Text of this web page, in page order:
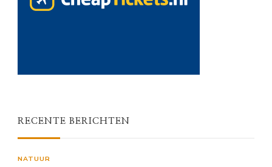
RECENTE BERICHTEN
NATUUR